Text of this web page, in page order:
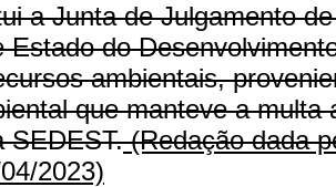
a Junta de Julgamento
Estado do
ambientais,
que manteve a
SEDEST.(Redação dada
2023)